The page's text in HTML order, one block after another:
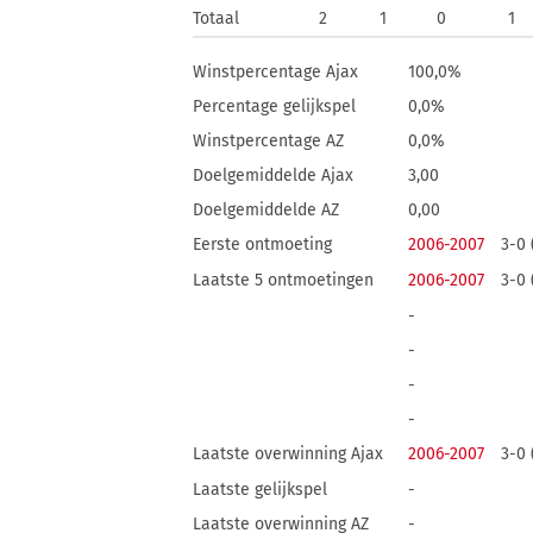
Totaal
2 1 0 1
Winstpercentage Ajax
100,0%
Percentage gelijkspel
0,0%
Winstpercentage AZ
0,0%
Doelgemiddelde Ajax
3,00
Doelgemiddelde AZ
0,00
Eerste ontmoeting
2006-2007 3-0
Laatste 5 ontmoetingen 2006-2007 3-0
-
-
-
-
Laatste overwinning Ajax
2006-2007 3-0
Laatste gelijkspel
-
Laatste overwinning AZ
-